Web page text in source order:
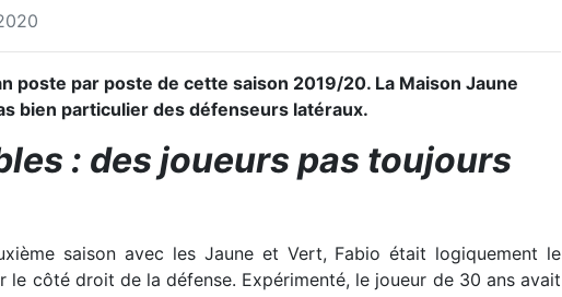
poste par poste de cette saison 2019/20. La Maison Jaune
bien particulier des défenseurs latéraux.
: des joueurs pas toujours
saison avec les Jaune et Vert, Fabio était logiquement le
le côté droit de la défense. Expérimenté, le joueur de 30 ans avait